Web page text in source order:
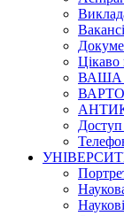
Цікаво
ВАША
Доступ